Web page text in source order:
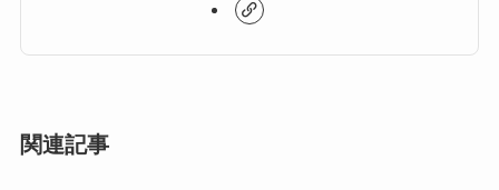
関連記事